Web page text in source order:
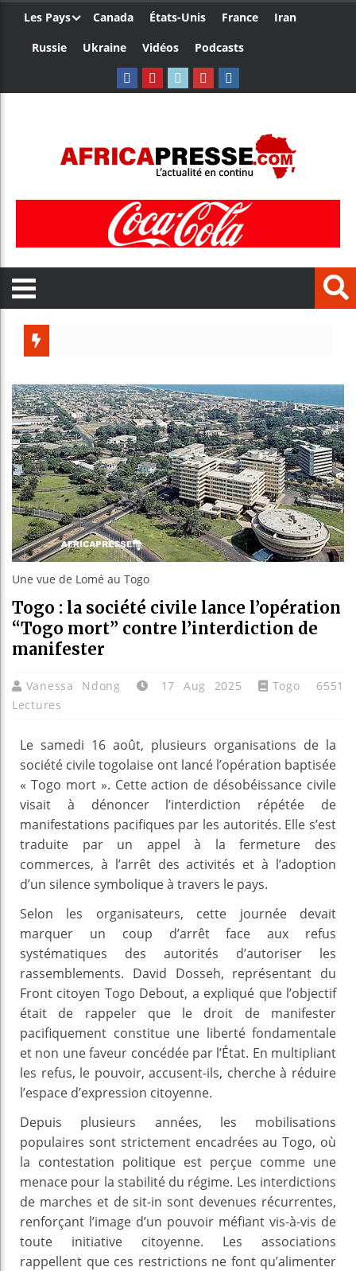
Les Pays Canada États-Unis France
Iran
Russie
Ukraine Vidéos Podcasts
Bénin :
Aliko
Une vue de Lomé au Togo
Togo : la société civile lance l’opération
“Togo mort” contre l’interdiction de
manifester
Vanessa Ndong 17 Aug 2025 Togo
6551
Lectures
Le samedi 16 août, plusieurs organisations de la
société civile togolaise ont lancé l’opération baptisée
« Togo mort ». Cette action de désobéissance civile
visait à dénoncer l’interdiction répétée de
manifestations pacifiques par les autorités. Elle s’est
traduite par un appel à la fermeture des
commerces, à l’arrêt des activités et à l’adoption
d’un silence symbolique à travers le pays.
Selon les organisateurs, cette journée devait
marquer un coup d’arrêt face aux refus
systématiques des autorités d’autoriser les
rassemblements. David Dosseh, représentant du
Front citoyen Togo Debout, a expliqué que l’objectif
était de rappeler que le droit de manifester
pacifiquement constitue une liberté fondamentale
et non une faveur concédée par l’État. En multipliant
les refus, le pouvoir, accusent-ils, cherche à réduire
l’espace d’expression citoyenne.
Depuis plusieurs années, les mobilisations
populaires sont strictement encadrées au Togo, où
la contestation politique est perçue comme une
menace pour la stabilité du régime. Les interdictions
de marches et de sit-in sont devenues récurrentes,
renforçant l’image d’un pouvoir méfiant vis-à-vis de
toute initiative citoyenne. Les associations
rappellent que ces restrictions ne font qu’alimenter